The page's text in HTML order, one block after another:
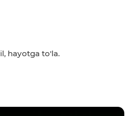
hayotga to'la.